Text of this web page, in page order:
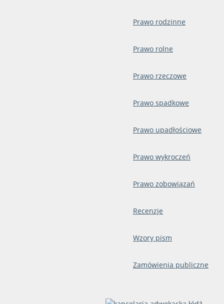
Prawo rodzinne
Prawo rolne
Prawo rzeczowe
Prawo spadkowe
Prawo upadłościowe
Prawo wykroczeń
Prawo zobowiązań
Recenzje
Wzory pism
Zamówienia publiczne